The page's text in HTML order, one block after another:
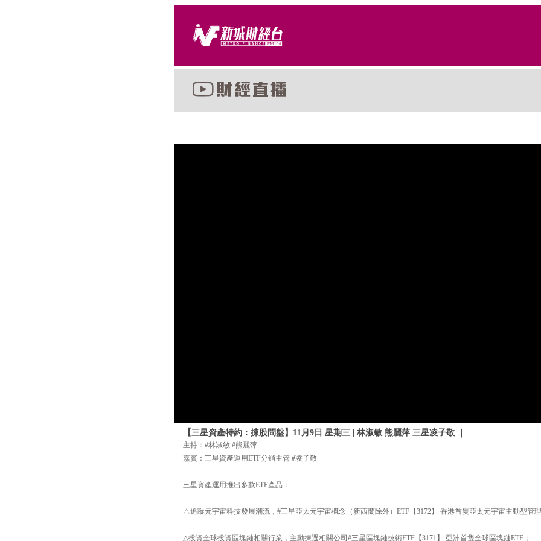
【三星資產特約：揀股問盤】11月9日 星期三 | 林淑敏 熊麗萍 三星凌子敬 ｜
主持：#林淑敏 #熊麗萍
嘉賓：三星資產運用ETF分銷主管 #凌子敬
三星資產運用推出多款ETF產品：
△追蹤元宇宙科技發展潮流，#三星亞太元宇宙概念（新西蘭除外）ETF【3172】 香港首隻亞太元宇宙主動型管
△投資全球投資區塊鏈相關行業，主動揀選相關公司#三星區塊鏈技術ETF【3171】 亞洲首隻全球區塊鏈ETF；